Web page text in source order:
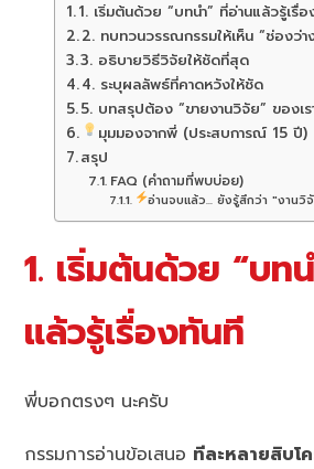
1. เริ่มต้นด้วย “บทนำ” ที่อ่านแล้วรู้เรื่
2. ทบทวนวรรณกรรมให้เห็น “ช่องว่า
3. อธิบายวิธีวิจัยให้ชัดที่สุด
4. ระบุผลลัพธ์ที่คาดหวังให้ชัด
5. บทสรุปต้อง “ขายงานวิจัย” ของเร
มุมมองจากพี่ (ประสบการณ์ 15 ปี)
สรุป
FAQ (คำถามที่พบบ่อย)
อ่านจบแล้ว... ยังรู้สึกว่า "งานวิ
1. เริ่มต้นด้วย “บท
แล้วรู้เรื่องทันที
พี่บอกตรงๆ นะครับ
กรรมการอ่านข้อเสนอ ทีละหลายสิบโ